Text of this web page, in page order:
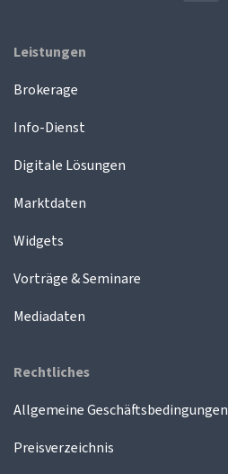
Leistungen
Brokerage
Info-Dienst
Digitale Lösungen
Marktdaten
Widgets
Vorträge & Seminare
Mediadaten
Rechtliches
Allgemeine Geschäftsbedingungen
Preisverzeichnis